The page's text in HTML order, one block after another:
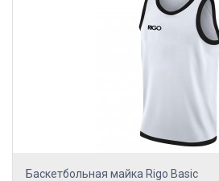
Баскетбольная майка Rigo Basic